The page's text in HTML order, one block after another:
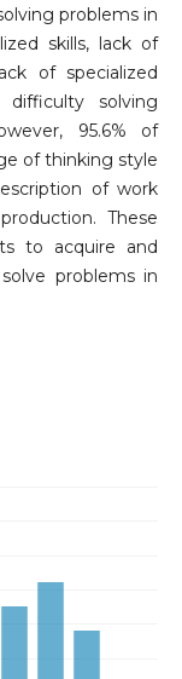
problems in
skills, lack of
of specialized
solving
95.6% of
of thinking style
of work
These
to acquire and
problems in